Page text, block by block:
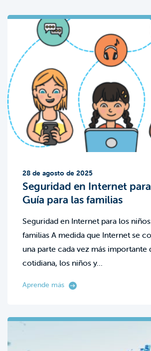
28 de agosto de 2025
Seguridad en Internet
Guía para las familias
Seguridad en Internet para los
familias A medida que Internet se
una parte cada vez más importante
cotidiana, los niños y...
Aprende más